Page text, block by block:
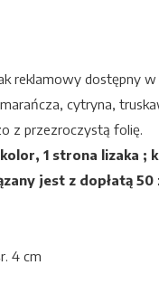
reklamowy dostępny
cytryna,
z przezroczystą folię.
kolor, 1 strona lizaka ;
jest z dopłatą 50
4 cm